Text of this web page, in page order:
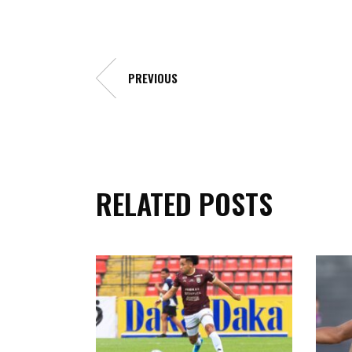
PREVIOUS
RELATED POSTS